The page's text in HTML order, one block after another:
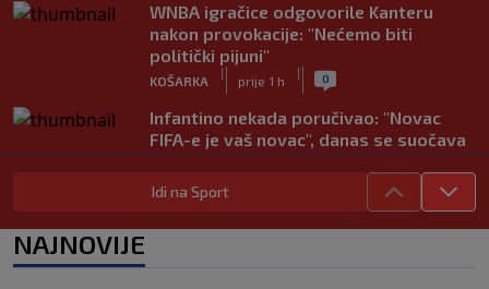
WNBA igračice odgovorile Kanteru
nakon provokacije: "Nećemo biti
politički pijuni"
KOŠARKA
|
prije 1 h
| 0
Infantino nekada poručivao: "Novac
FIFA-e je vaš novac", danas se suočava
s najvećom krizom
NOGOMET
Idi na Sport
NAJNOVIJE